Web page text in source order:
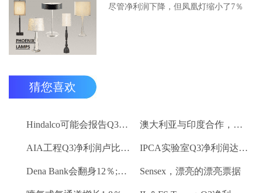
尽管净利润下降，但凤凰灯缩小了7％
猜您喜欢
Hindalco可能会报告Q3的损失 澳大利亚与印度合作，实现所有能量的目标
AIA工程Q3净利润卢比。93.3千万卢比 IPCA实验室Q3净利润达到卢比。23.2亿卢比
Dena Bank会翻身12％;报告Q3净亏损卢比。663亿卢比 Sensex，漂亮的漂亮票据